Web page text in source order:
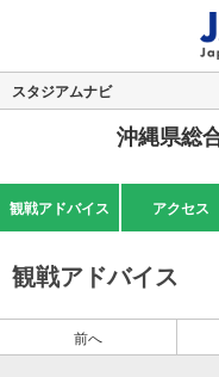
スタジアムナビ
沖縄県総
観戦アドバイス アクセス
観戦アドバイス
前へ